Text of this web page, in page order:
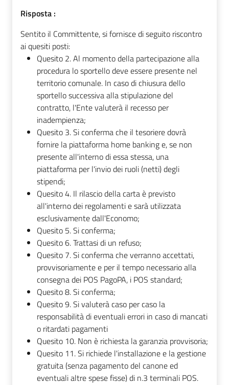
Risposta :
Sentito il Committente, si fornisce di seguito riscontro
ai quesiti posti:
Quesito 2. Al momento della partecipazione alla
procedura lo sportello deve essere presente nel
territorio comunale. In caso di chiusura dello
sportello successiva alla stipulazione del
contratto, l'Ente valuterà il recesso per
inadempienza;
Quesito 3. Si conferma che il tesoriere dovrà
fornire la piattaforma home banking e, se non
presente all'interno di essa stessa, una
piattaforma per l'invio dei ruoli (netti) degli
stipendi;
Quesito 4. Il rilascio della carta è previsto
all'interno dei regolamenti e sarà utilizzata
esclusivamente dall'Economo;
Quesito 5. Si conferma;
Quesito 6. Trattasi di un refuso;
Quesito 7. Si conferma che verranno accettati,
provvisoriamente e per il tempo necessario alla
consegna dei POS PagoPA, i POS standard;
Quesito 8. Si conferma;
Quesito 9. Si valuterà caso per caso la
responsabilità di eventuali errori in caso di mancati
o ritardati pagamenti
Quesito 10. Non è richiesta la garanzia provvisoria;
Quesito 11. Si richiede l'installazione e la gestione
gratuita (senza pagamento del canone ed
eventuali altre spese fisse) di n.3 terminali POS.